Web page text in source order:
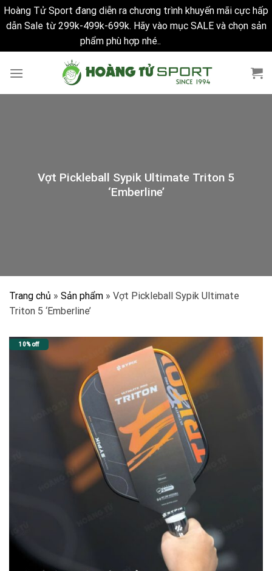
Hoàng Tử Sport đang diễn ra chương trình khuyến mãi cực hấp
dẫn Sale từ 299k-499k-699k. Hãy vào mục SALE và chọn sản
phẩm phù hợp nhé..
Vợt Pickleball Sypik Ultimate Triton 5
‘Emberline’
Trang chủ » Sản phẩm » Vợt Pickleball Sypik Ultimate
Triton 5 ‘Emberline’
10% off